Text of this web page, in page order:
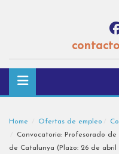
Home Ofertas de empleo
Convocatoria: Profesorado
de Catalunya (Plazo: 26 de abril